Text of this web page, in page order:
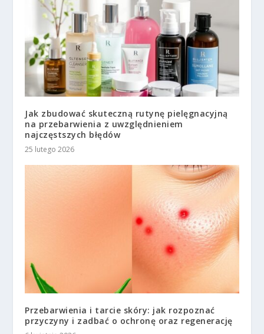
Jak zbudować skuteczną rutynę pielęgnacyjną
na przebarwienia z uwzględnieniem
najczęstszych błędów
25 lutego 2026
Przebarwienia i tarcie skóry: jak rozpoznać
przyczyny i zadbać o ochronę oraz regenerację